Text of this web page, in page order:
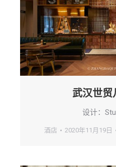
武汉世贸
设计：
酒店 2020年11月19日